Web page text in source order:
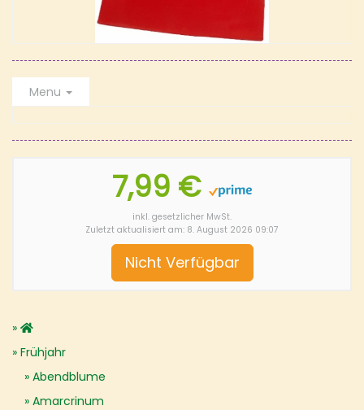
Menu
7,99 €
inkl. gesetzlicher MwSt.
Zuletzt aktualisiert am: 8. August 2026 09:07
Nicht Verfügbar
Frühjahr
Abendblume
Amarcrinum